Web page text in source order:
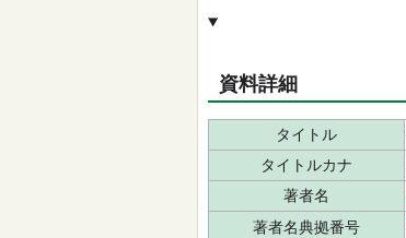
資料詳細
タイトル
タイトルカナ
著者名
著者名典拠番号